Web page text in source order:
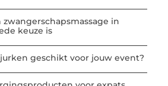
in
keuze is
geschikt voor jouw event?